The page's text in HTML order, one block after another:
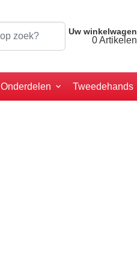
Uw winkelwagen
0Artikelen
Onderdelen Tweedehands